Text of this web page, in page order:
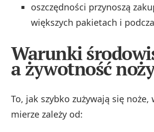
oszczędności przynoszą
większych pakietach i
Warunki
a żywotność
To, jak szybko zużywają się noże,
mierze zależy od: